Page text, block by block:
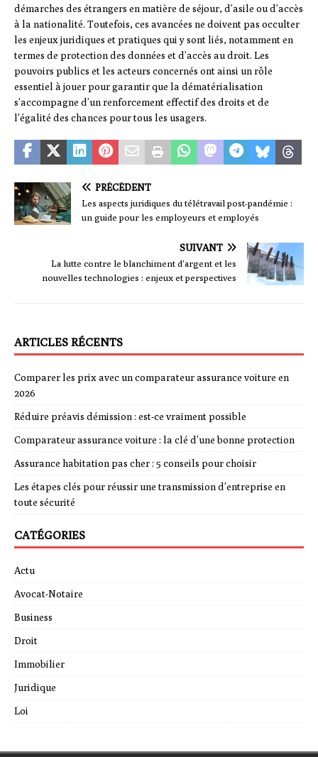
démarches des étrangers en matière de séjour, d’asile ou d’accès
à la nationalité. Toutefois, ces avancées ne doivent pas occulter
les enjeux juridiques et pratiques qui y sont liés, notamment en
termes de protection des données et d’accès au droit. Les
pouvoirs publics et les acteurs concernés ont ainsi un rôle
essentiel à jouer pour garantir que la dématérialisation
s’accompagne d’un renforcement effectif des droits et de
l’égalité des chances pour tous les usagers.
PRÉCÉDENT
Les aspects juridiques du télétravail post-pandémie :
un guide pour les employeurs et employés
SUIVANT
La lutte contre le blanchiment d’argent et les
nouvelles technologies : enjeux et perspectives
ARTICLES RÉCENTS
Comparer les prix avec un comparateur assurance voiture en
2026
Réduire préavis démission : est-ce vraiment possible
Comparateur assurance voiture : la clé d’une bonne protection
Assurance habitation pas cher : 5 conseils pour choisir
Les étapes clés pour réussir une transmission d’entreprise en
toute sécurité
CATÉGORIES
Actu
Avocat-Notaire
Business
Droit
Immobilier
Juridique
Loi